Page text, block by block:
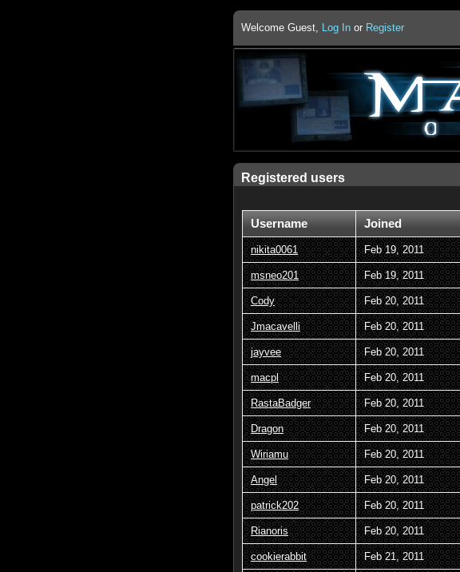
Welcome Guest, Log In or Register
Registered users
Username Joined
nikita0061 Feb 19, 2011
msneo201 Feb 19, 2011
Cody Feb 20, 2011
Jmacavelli Feb 20, 2011
jayvee Feb 20, 2011
macpl Feb 20, 2011
RastaBadger Feb 20, 2011
Dragon Feb 20, 2011
Wiriamu Feb 20, 2011
Angel Feb 20, 2011
patrick202 Feb 20, 2011
Rianoris Feb 20, 2011
cookierabbit Feb 21, 2011